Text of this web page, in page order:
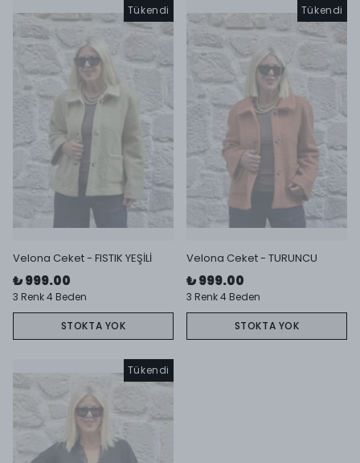
Tükendi
Velona Ceket - FISTIK YEŞİLİ
₺ 999.00
3 Renk 4 Beden
STOKTA YOK
Tükendi
Velona Ceket - TURUNCU
₺ 999.00
3 Renk 4 Beden
STOKTA YOK
Tükendi